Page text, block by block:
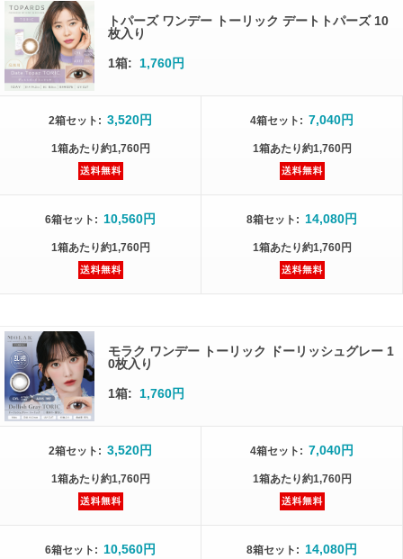
トパーズ ワンデー トーリック デートトパーズ 10
枚入り
1箱: 1,760円
2箱セット : 3,520円
1箱あたり約1,760円
4箱セット : 7,040円
1箱あたり約1,760円
6箱セット : 10,560円
1箱あたり約1,760円
8箱セット : 14,080円
1箱あたり約1,760円
モラク ワンデー トーリック ドーリッシュグレー 1
0枚入り
1箱: 1,760円
2箱セット : 3,520円
1箱あたり約1,760円
4箱セット : 7,040円
1箱あたり約1,760円
6箱セット : 10,560円 8箱セット : 14,080円